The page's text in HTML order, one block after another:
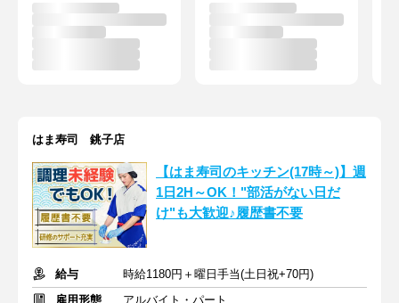
はま寿司 銚子店
【はま寿司のキッチン(17時～)】週
1日2H～OK！"部活がない日だ
け"も大歓迎♪履歴書不要
給与
時給1180円＋曜日手当(土日祝+70円)
雇用形態
アルバイト・パート